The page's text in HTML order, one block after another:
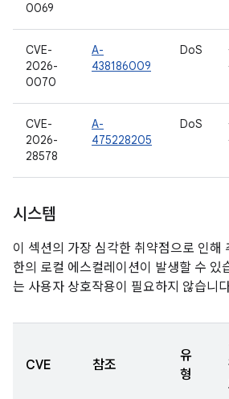
0069
CVE-
2026-
0070
A-
438186009
DoS
CVE-
2026-
28578
A-
475228205
DoS
시스템
이 섹션의 가장 심각한 취약점으로 인해
한의 로컬 에스컬레이션이 발생할 수 있
는 사용자 상호작용이 필요하지 않습니
CVE 참조
유
형